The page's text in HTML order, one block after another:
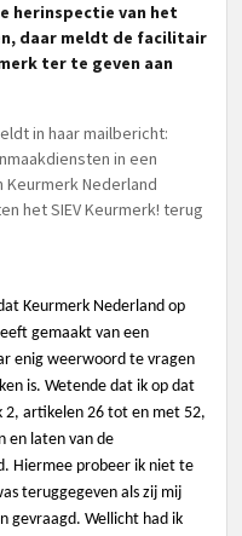
herinspectie van het
daar meldt de facilitair
ter te geven aan
in haar mailbericht:
in een
Nederland
het SIEV Keurmerk! terug
Keurmerk Nederland op
gemaakt van een
enig weerwoord te vragen
is. Wetende dat ik op dat
artikelen 26 tot en met 52,
en laten van de
Hiermee probeer ik niet te
teruggegeven als zij mij
gevraagd. Wellicht had ik